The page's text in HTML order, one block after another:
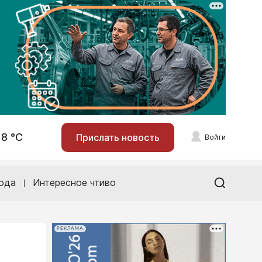
°С Прислать новость Войти
Интересное чтиво
РЕКЛАМА